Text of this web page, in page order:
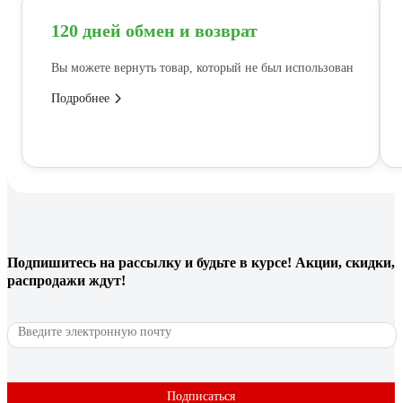
120 дней обмен и возврат
Вы можете вернуть товар, который не был использован
Подробнее
Подпишитесь на рассылку и будьте в курсе! Акции, скидки,
распродажи ждут!
Подписаться